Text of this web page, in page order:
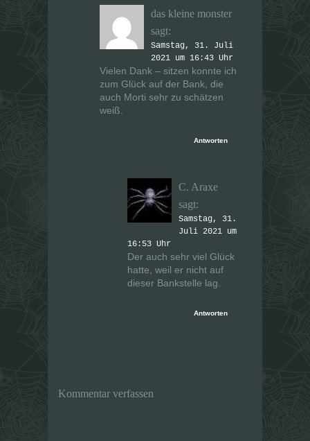
das kleine monster
sagt:
Samstag, 31. Juli
2021 um 16:43 Uhr
Vielen Dank – sitzen konnte ich
zum Glück auf der Bank, die
auch Morti sehr zu schätzen
weiß.
Antworten
C. Araxe
sagt:
Samstag, 31.
Juli 2021 um
16:53 Uhr
Der auch sehr viel Glück
hatte, weil er nicht auf
dieser Bankstelle lag.
Antworten
Kommentar verfassen